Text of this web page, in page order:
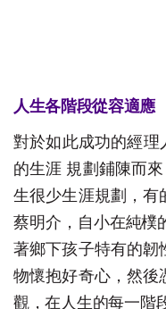
人生各階段從容適應
對於如此成功的經理
的生涯 規劃鋪陳而
生很少生涯規劃 ， 有
蔡明介，自小在純樸
著鄉下孩子特有的韌
物懷抱好奇心，然後
觀，在人生的每一階